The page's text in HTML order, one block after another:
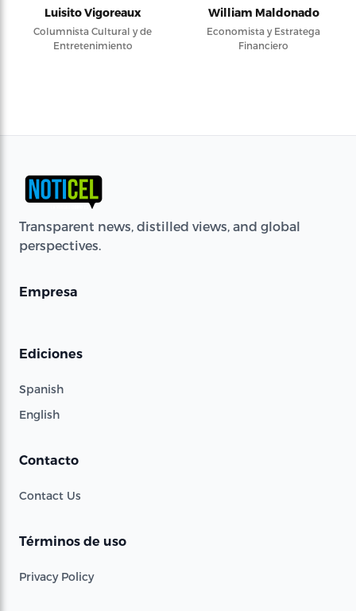
Luisito Vigoreaux
Columnista Cultural y de
Entretenimiento
William Maldonado
Economista y Estratega
Financiero
Transparent news, distilled views, and global
perspectives.
Empresa
Ediciones
Spanish
English
Contacto
Contact Us
Términos de uso
Privacy Policy